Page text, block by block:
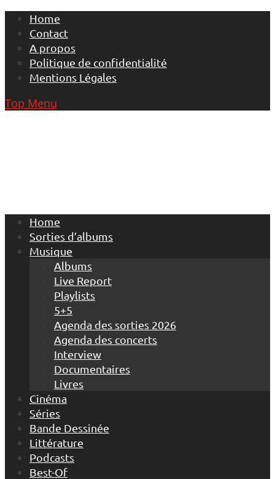
Skip
content
Home
Contact
A propos
Politique de confidentialité
Mentions Légales
Top Menu
Home
Sorties d’albums
Musique
Albums
Live Report
Playlists
5+5
Agenda des sorties 2026
Agenda des concerts
Interview
Documentaires
Livres
Cinéma
Séries
Bande Dessinée
Littérature
Podcasts
Best-Of